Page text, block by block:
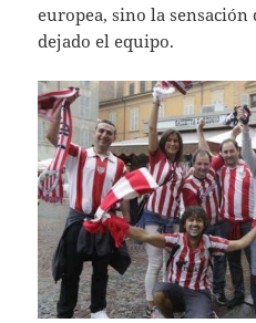
europea, sino la
dejado el equipo.